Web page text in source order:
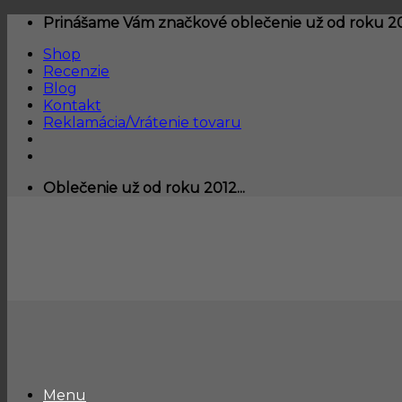
Skip
content
Prinášame Vám značkové oblečenie už od roku
Shop
Recenzie
Blog
Kontakt
Reklamácia/Vrátenie tovaru
Oblečenie už od roku 2012...
Menu